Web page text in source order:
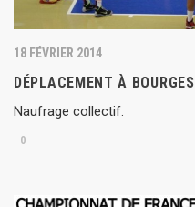
18 FÉVRIER 2014
DÉPLACEMENT À BOURGES
Naufrage collectif.
0